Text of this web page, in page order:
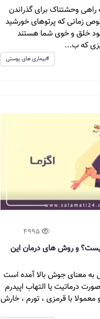
راهی وحشتناک برای گذراندن
زمانی که پرتوهای خورشید
خلق و خوی شما هستند
که ب...
#بیماری های پوستی
4995
و روش های درمان این
به معنای جوش بالا آمده است
درماتیت یا التهاب اپیدرم
با قرمزی ، تورم ، خارش